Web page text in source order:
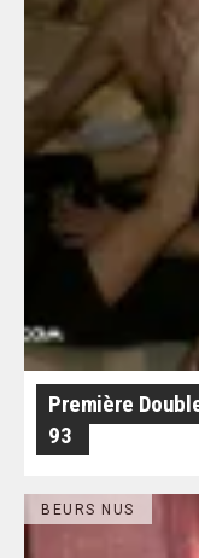
Première
93
BEURS NUS